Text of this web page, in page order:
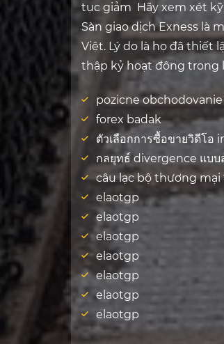
tục giảm Hãy xem xét
Sàn giao dịch Exness là
Việt. Lý do là họ đã thiết
thập kỷ hoạt đông trong
pozicne
forex badak
ตัวเลือกการซื้อขายวิดีโอ
กลยุทธ์ divergence แบบ
câu lạc bộ thương mại
elaotgp
elaotgp
elaotgp
elaotgp
elaotgp
elaotgp
elaotgp